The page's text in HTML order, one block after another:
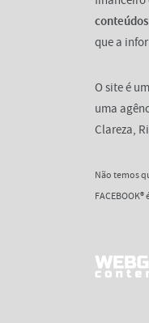
que a
O site é
uma
Clareza,
Não temos